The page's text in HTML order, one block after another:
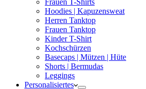
Frauen T-Shirts
Hoodies | Kapuzensweat
Herren Tanktop
Frauen Tanktop
Kinder T-Shirt
Kochschürzen
Basecaps | Mützen | Hüte
Shorts | Bermudas
Leggings
Personalisiertes